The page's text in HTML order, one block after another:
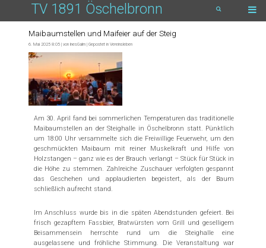
TV 1891 Öschelbronn
Maibaumstellen und Maifeier auf der Steig
6. Mai 2025 8:05 | von InesGalm| Gepostet in Vereinsleben
Am 30. April fand bei sommerlichen Temperaturen das traditionelle
Maibaumstellen an der Steighalle in Öschelbronn statt. Pünktlich
um 18:00 Uhr versammelte sich die Freiwillige Feuerwehr, um den
geschmückten Maibaum mit reiner Muskelkraft und Hilfe von
Holzstangen – ganz wie es der Brauch verlangt – Stück für Stück in
die Höhe zu stemmen. Zahlreiche Zuschauer verfolgten gespannt
das Geschehen und applaudierten begeistert, als der Baum
schließlich aufrecht stand.
Im Anschluss wurde bis in die späten Abendstunden gefeiert. Bei
frisch gezapftem Fassbier, Bratwürsten vom Grill und geselligem
Beisammensein herrschte rund um die Steighalle eine
ausgelassene und fröhliche Stimmung. Die Veranstaltung war